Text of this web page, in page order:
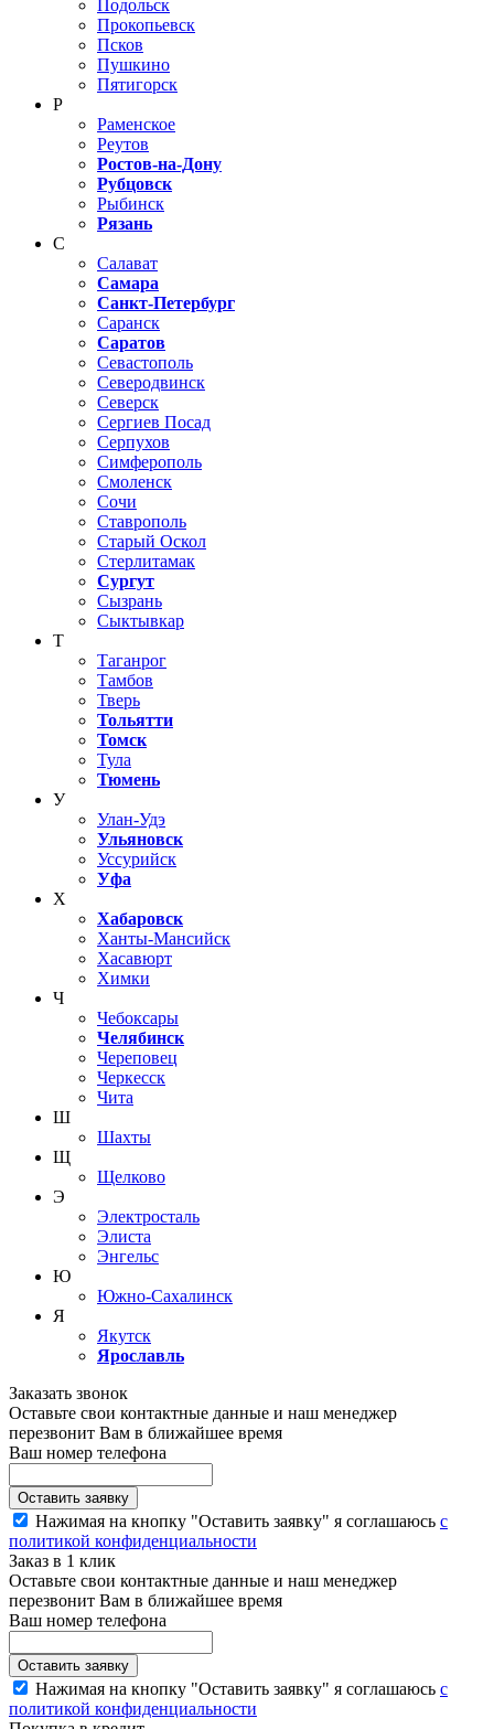
Подольск
Прокопьевск
Псков
Пушкино
Пятигорск
Р
Раменское
Реутов
Ростов-на-Дону
Рубцовск
Рыбинск
Рязань
С
Салават
Самара
Санкт-Петербург
Саранск
Саратов
Севастополь
Северодвинск
Северск
Сергиев Посад
Серпухов
Симферополь
Смоленск
Сочи
Ставрополь
Старый Оскол
Стерлитамак
Сургут
Сызрань
Сыктывкар
Т
Таганрог
Тамбов
Тверь
Тольятти
Томск
Тула
Тюмень
У
Улан-Удэ
Ульяновск
Уссурийск
Уфа
Х
Хабаровск
Ханты-Мансийск
Хасавюрт
Химки
Ч
Чебоксары
Челябинск
Череповец
Черкесск
Чита
Ш
Шахты
Щ
Щелково
Э
Электросталь
Элиста
Энгельс
Ю
Южно-Сахалинск
Я
Якутск
Ярославль
Заказать звонок
Оставьте свои контактные данные и наш менеджер
перезвонит Вам в ближайшее время
Ваш номер телефона
Нажимая на кнопку "Оставить заявку" я соглашаюсь с
политикой конфиденциальности
Заказ в 1 клик
Оставьте свои контактные данные и наш менеджер
перезвонит Вам в ближайшее время
Ваш номер телефона
Нажимая на кнопку "Оставить заявку" я соглашаюсь с
политикой конфиденциальности